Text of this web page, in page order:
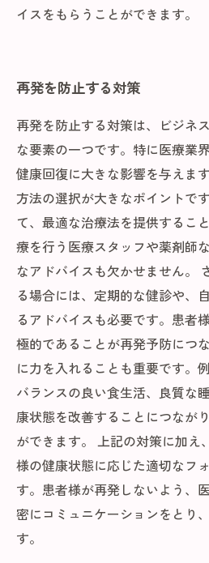
イスをもらうことができます。
再発を防止する対策
再発を防止する対策は、ビジネ
な要素の一つです。特に医療業
健康回復に大きな影響を与えま
方法の選択が大きなポイントで
て、最適な治療法を提供するこ
療を行う医療スタッフや薬剤師
なアドバイスも欠かせません。
る場合には、定期的な健診や、
るアドバイスも必要です。患者
極的であることが再発予防につ
に力を入れることも重要です。
バランスの良い食生活、良質な
康状態を改善することにつなが
ができます。 上記の対策に加え
様の健康状態に応じた適切なフ
す。患者様が再発しないよう、
密にコミュニケーションをとり
す。